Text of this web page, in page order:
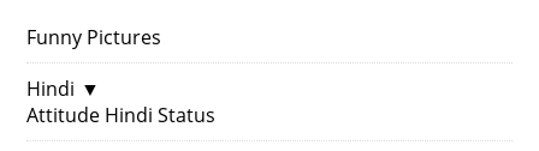
Funny Pictures
Hindi ▼
Attitude Hindi Status